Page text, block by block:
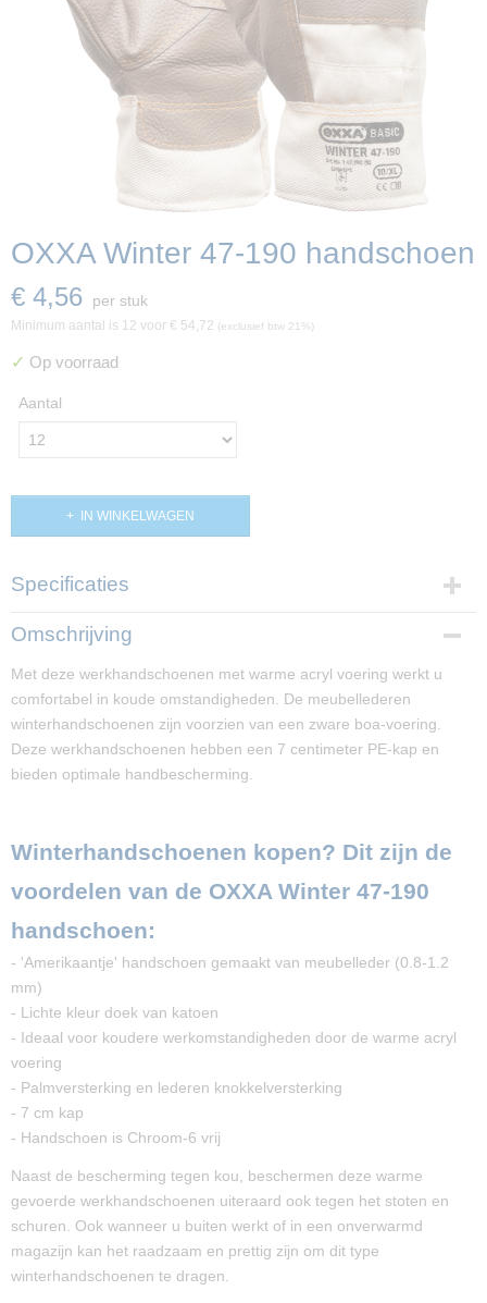
OXXA Winter 47-190 handschoen
€ 4,56 per stuk
Minimum aantal is 12 voor € 54,72 (exclusief btw 21%)
✓ Op voorraad
Aantal
IN WINKELWAGEN
Specificaties
Productcode
Omschrijving
Met deze werkhandschoenen met warme acryl voering werkt u
comfortabel in koude omstandigheden. De meubellederen
winterhandschoenen zijn voorzien van een zware boa-voering.
Deze werkhandschoenen hebben een 7 centimeter PE-kap en
bieden optimale handbescherming.
Winterhandschoenen kopen? Dit zijn de
voordelen van de OXXA Winter 47-190
handschoen:
- 'Amerikaantje' handschoen gemaakt van meubelleder (0.8-1.2
mm)
- Lichte kleur doek van katoen
- Ideaal voor koudere werkomstandigheden door de warme acryl
voering
- Palmversterking en lederen knokkelversterking
- 7 cm kap
- Handschoen is Chroom-6 vrij
Naast de bescherming tegen kou, beschermen deze warme
gevoerde werkhandschoenen uiteraard ook tegen het stoten en
schuren. Ook wanneer u buiten werkt of in een onverwarmd
magazijn kan het raadzaam en prettig zijn om dit type
winterhandschoenen te dragen.